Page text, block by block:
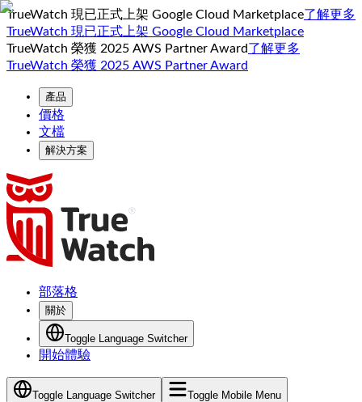
TrueWatch 現已正式上架 Google Cloud Marketplace了解更多
TrueWatch 現已正式上架 Google Cloud Marketplace
TrueWatch 榮獲 2025 AWS Partner Award了解更多
TrueWatch 榮獲 2025 AWS Partner Award
產品
價格
文檔
解決方案
部落格
關於
Toggle Language Switcher
開始體驗
Toggle Language Switcher Toggle Mobile Menu